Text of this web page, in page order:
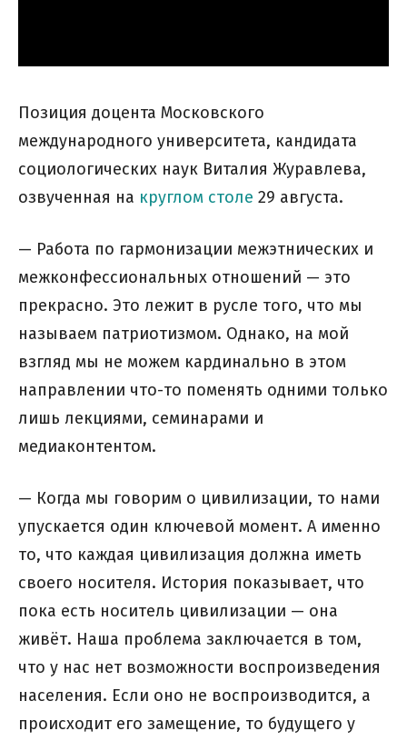
Позиция доцента Московского
международного университета, кандидата
социологических наук Виталия Журавлева,
озвученная на круглом столе 29 августа.
— Работа по гармонизации межэтнических и
межконфессиональных отношений — это
прекрасно. Это лежит в русле того, что мы
называем патриотизмом. Однако, на мой
взгляд мы не можем кардинально в этом
направлении что-то поменять одними только
лишь лекциями, семинарами и
медиаконтентом.
— Когда мы говорим о цивилизации, то нами
упускается один ключевой момент. А именно
то, что каждая цивилизация должна иметь
своего носителя. История показывает, что
пока есть носитель цивилизации — она
живёт. Наша проблема заключается в том,
что у нас нет возможности воспроизведения
населения. Если оно не воспроизводится, а
происходит его замещение, то будущего у